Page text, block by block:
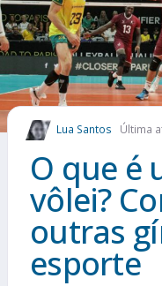
FUTEBOL
FUTEBOL
COMO
MAIS
Lua Santos Última
O que é
vôlei?
outras
esporte